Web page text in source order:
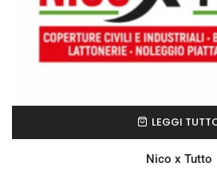
LEGGI
Nico x Tutto